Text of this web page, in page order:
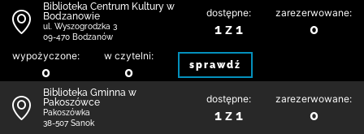
Biblioteka Centrum Kultury w
Bodzanowie
ul. Wyszogrodzka 3
09-470 Bodzanów
dostępne:
1 z 1
zarezerwowane:
0
wypożyczone:
0
w czytelni:
0 sprawdź
Biblioteka Gminna w
Pakoszówce
Pakoszówka
38-507 Sanok
dostępne:
1 z 1
zarezerwowane:
0